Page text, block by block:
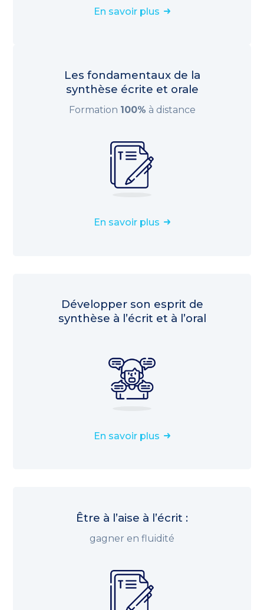
En savoir plus
Les fondamentaux de la
synthèse écrite et orale
Formation 100% à distance
En savoir plus
Développer son esprit de
synthèse à l’écrit et à l’oral
En savoir plus
Être à l’aise à l’écrit :
gagner en fluidité